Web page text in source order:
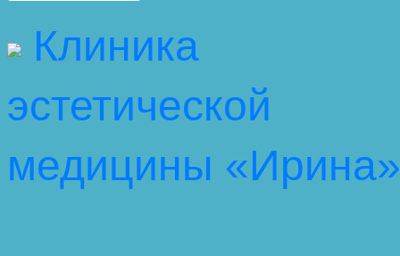
Клиника
эстетической
медицины «Ирина»